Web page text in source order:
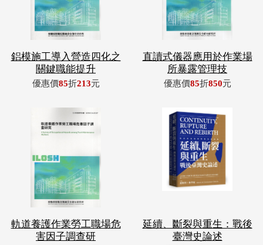
鋁模施工導入營造四化之
關鍵職能提升
優惠價85折213元
直讀式儀器應用於作業場
所暴露管理技
優惠價85折850元
軌道養護作業勞工職場危
害因子調查研
延續、斷裂與重生：戰後
臺灣史論述